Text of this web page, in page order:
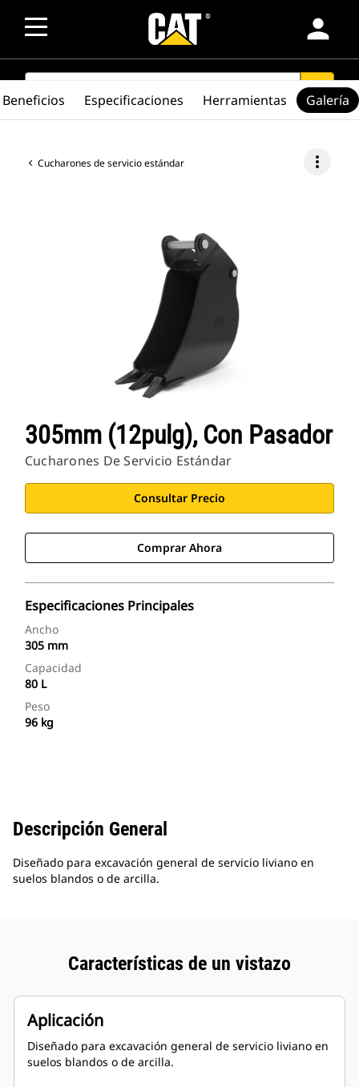
person
SEARCH search
Cucharones de servicio estándar more_vert
305mm (12pulg), Con Pasador
Cucharones De Servicio Estándar
Consultar Precio
Comprar Ahora
Especificaciones Principales
Ancho
305 mm
Capacidad
80 L
Peso
96 kg
Beneficios Especificaciones Herramientas Galería
Descripción General
Diseñado para excavación general de servicio liviano en
suelos blandos o de arcilla.
Características de un vistazo
Aplicación
Diseñado para excavación general de servicio liviano en
suelos blandos o de arcilla.